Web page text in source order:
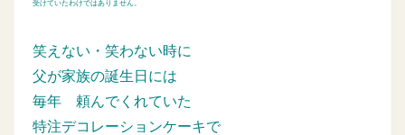
受けていたわけではありません。
笑えない・笑わない時に
父が家族の誕生日には
毎年 頼んでくれていた
特注デコレーションケーキで